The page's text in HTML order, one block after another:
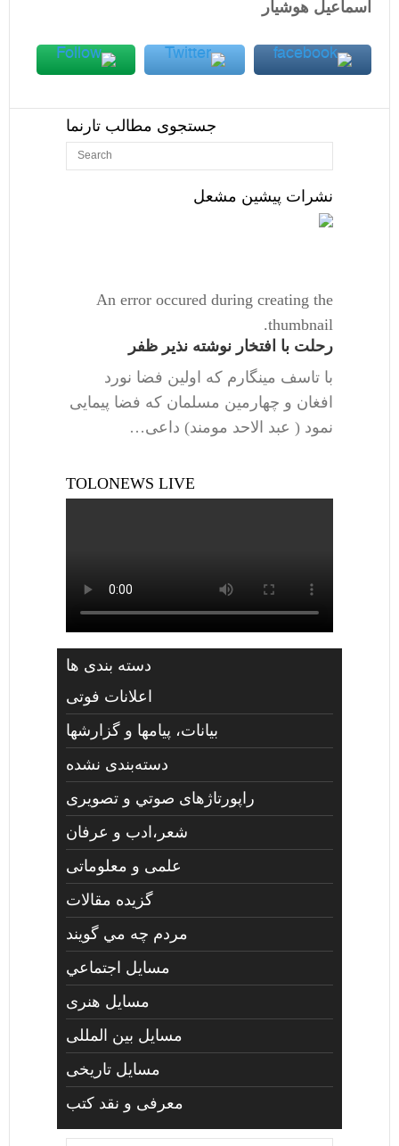
اسماعیل هوشیار
جستجوی مطالب تارنما
نشرات پیشین مشعل
An error occured during creating the
thumbnail.
رحلت با افتخار نوشته نذیر ظفر
با تاسف مینگارم که اولین فضا نورد
افغان و چهارمین مسلمان که فضا پیمایی
نمود ( عبد الاحد مومند) داعی…
TOLONEWS LIVE
دسته بندی ها
اعلانات فوتی
بیانات، پیامها و گزارشها
دسته‌بندی نشده
راپورتاژهای صوتي و تصويری
شعر،ادب و عرفان
علمی و معلوماتی
گزیده مقالات
مردم چه مي گويند
مسايل اجتماعي
مسايل هنری
مسایل بین المللی
مسایل تاریخی
معرفی و نقد کتب